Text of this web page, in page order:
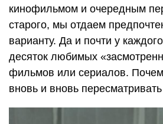
кинофильмом и очередным
старого, мы отдаем
варианту. Да и почти у
десяток любимых
фильмов или сериалов.
вновь и вновь